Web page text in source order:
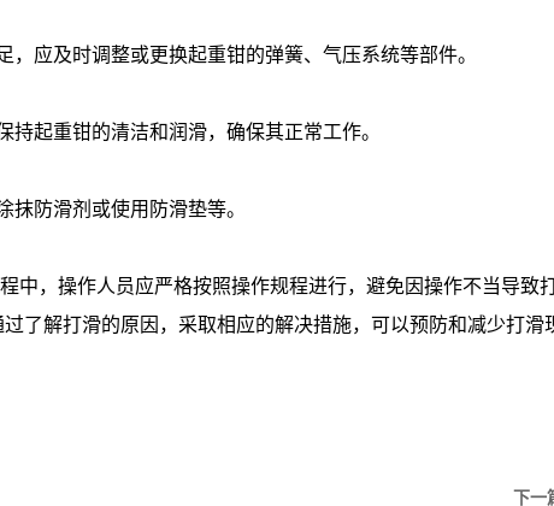
应及时调整或更换起重钳的弹簧、气压系统等部件。
起重钳的清洁和润滑，确保其正常工作。
防滑剂或使用防滑垫等。
，操作人员应严格按照操作规程进行，避免因操作不当导致打
解打滑的原因，采取相应的解决措施，可以预防和减少打滑
下一